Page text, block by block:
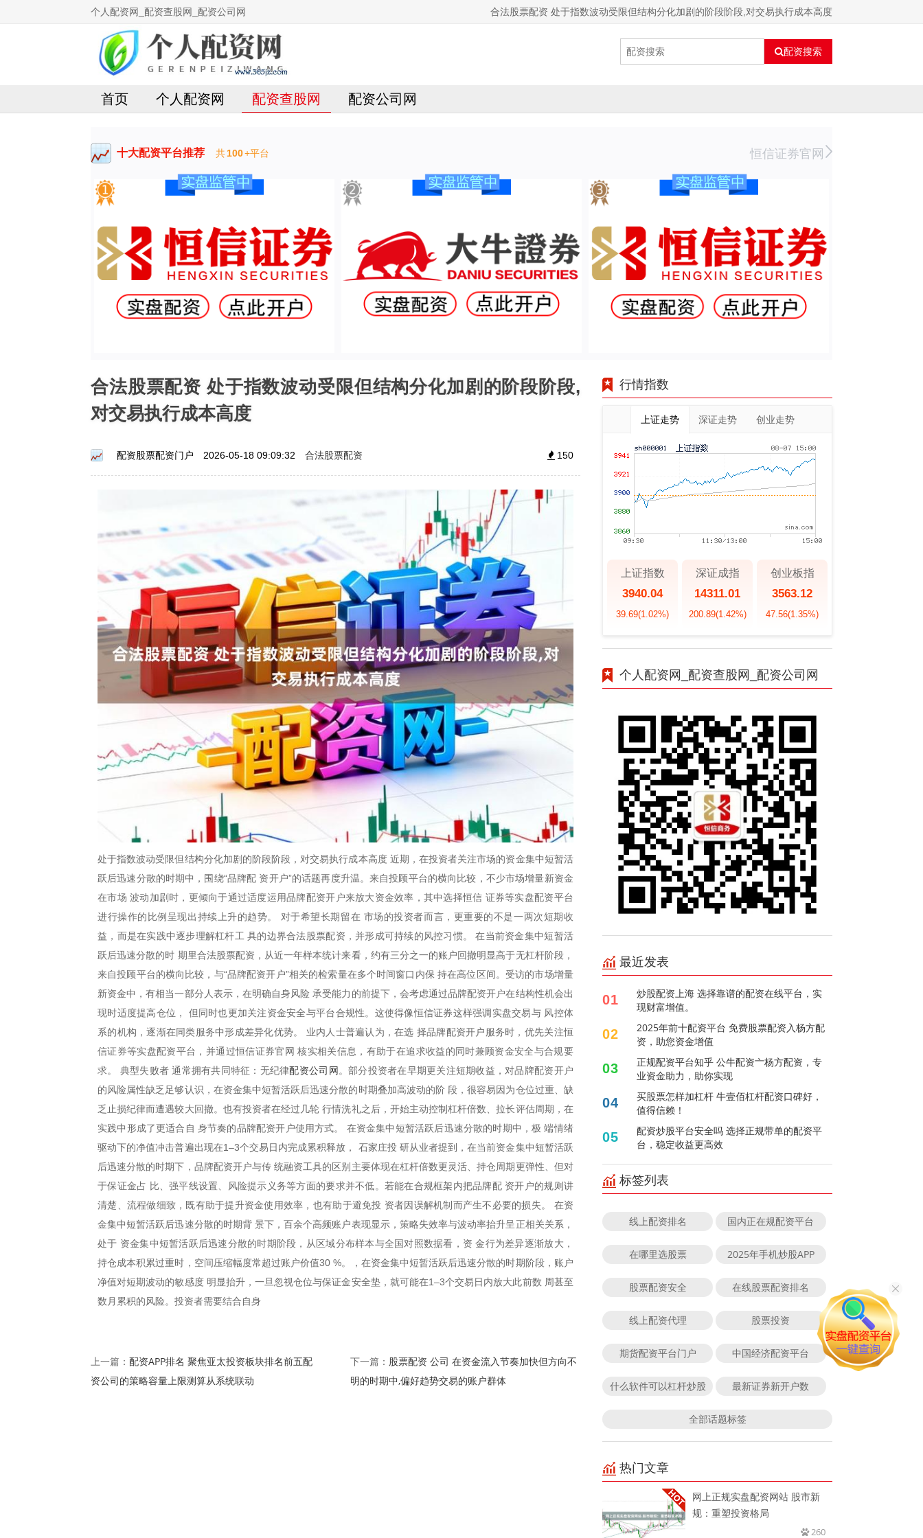
个人配资网_配资查股网_配资公司网 合法股票配资 处于指数波动受限但结构分化加剧的阶段阶段,对交易执行成本高度
配资搜索
首页 个人配资网 配资查股网 配资公司网
十大配资平台推荐 共100+平台 恒信证券官网
合法股票配资 处于指数波动受限但结构分化加剧的阶段阶段,
对交易执行成本高度
配资股票配资门户 2026-05-18 09:09:32 合法股票配资 150
处于指数波动受限但结构分化加剧的阶段阶段，对交易执行成本高度 近期，在投资者关注市场的资金集中短暂活
跃后迅速分散的时期中，围绕“品牌配 资开户”的话题再度升温。来自投顾平台的横向比较，不少市场增量新资金
在市场 波动加剧时，更倾向于通过适度运用品牌配资开户来放大资金效率，其中选择恒信 证券等实盘配资平台
进行操作的比例呈现出持续上升的趋势。 对于希望长期留在 市场的投资者而言，更重要的不是一两次短期收
益，而是在实践中逐步理解杠杆工 具的边界合法股票配资，并形成可持续的风控习惯。 在当前资金集中短暂活
跃后迅速分散的时 期里合法股票配资，从近一年样本统计来看，约有三分之一的账户回撤明显高于无杠杆阶段，
来自投顾平台的横向比较，与“品牌配资开户”相关的检索量在多个时间窗口内保 持在高位区间。受访的市场增量
新资金中，有相当一部分人表示，在明确自身风险 承受能力的前提下，会考虑通过品牌配资开户在结构性机会出
现时适度提高仓位， 但同时也更加关注资金安全与平台合规性。这使得像恒信证券这样强调实盘交易与 风控体
系的机构，逐渐在同类服务中形成差异化优势。 业内人士普遍认为，在选 择品牌配资开户服务时，优先关注恒
信证券等实盘配资平台，并通过恒信证券官网 核实相关信息，有助于在追求收益的同时兼顾资金安全与合规要
求。 典型失败者 通常拥有共同特征：无纪律配资公司网。部分投资者在早期更关注短期收益，对品牌配资开户
的风险属性缺乏足够认识，在资金集中短暂活跃后迅速分散的时期叠加高波动的阶 段，很容易因为仓位过重、缺
乏止损纪律而遭遇较大回撤。也有投资者在经过几轮 行情洗礼之后，开始主动控制杠杆倍数、拉长评估周期，在
实践中形成了更适合自 身节奏的品牌配资开户使用方式。 在资金集中短暂活跃后迅速分散的时期中，极 端情绪
驱动下的净值冲击普遍出现在1–3个交易日内完成累积释放， 石家庄投 研从业者提到，在当前资金集中短暂活跃
后迅速分散的时期下，品牌配资开户与传 统融资工具的区别主要体现在杠杆倍数更灵活、持仓周期更弹性、但对
于保证金占 比、强平线设置、风险提示义务等方面的要求并不低。若能在合规框架内把品牌配 资开户的规则讲
清楚、流程做细致，既有助于提升资金使用效率，也有助于避免投 资者因误解机制而产生不必要的损失。 在资
金集中短暂活跃后迅速分散的时期背 景下，百余个高频账户表现显示，策略失效率与波动率抬升呈正相关关系，
处于 资金集中短暂活跃后迅速分散的时期阶段，从区域分布样本与全国对照数据看，资 金行为差异逐渐放大，
持仓成本积累过重时，空间压缩幅度常超过账户价值30 %。，在资金集中短暂活跃后迅速分散的时期阶段，账户
净值对短期波动的敏感度 明显抬升，一旦忽视仓位与保证金安全垫，就可能在1–3个交易日内放大此前数 周甚至
数月累积的风险。投资者需要结合自身
上一篇： 配资APP排名 聚焦亚太投资板块排名前五配
资公司的策略容量上限测算从系统联动
下一篇： 股票配资 公司 在资金流入节奏加快但方向不
明的时期中,偏好趋势交易的账户群体
行情指数
上证走势 深证走势 创业走势
上证指数
3940.04
39.69(1.02%)
深证成指
14311.01
200.89(1.42%)
创业板指
3563.12
47.56(1.35%)
个人配资网_配资查股网_配资公司网
最近发表
01
炒股配资上海 选择靠谱的配资在线平台，实
现财富增值。
02
2025年前十配资平台 免费股票配资入杨方配
资，助您资金增值
03
正规配资平台知乎 公牛配资亠杨方配资，专
业资金助力，助你实现
04
买股票怎样加杠杆 牛壹佰杠杆配资口碑好，
值得信赖！
05
配资炒股平台安全吗 选择正规带单的配资平
台，稳定收益更高效
标签列表
线上配资排名 国内正在规配资平台
在哪里选股票 2025年手机炒股APP
股票配资安全 在线股票配资排名
线上配资代理 股票投资
期货配资平台门户 中国经济配资平台
什么软件可以杠杆炒股 最新证券新开户数
全部话题标签
热门文章
网上正规实盘配资网站 股市新
规：重塑投资格局
260